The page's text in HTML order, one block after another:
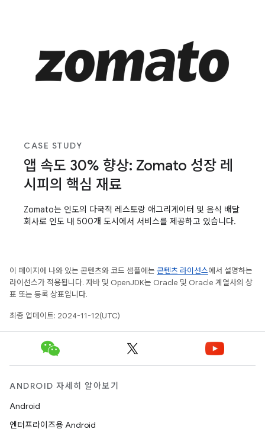
CASE STUDY
앱 속도 30% 향상: Zomato 성장 레
시피의 핵심 재료
Zomato는 인도의 다국적 레스토랑 애그리게이터 및 음식 배달
회사로 인도 내 500개 도시에서 서비스를 제공하고 있습니다.
이 페이지에 나와 있는 콘텐츠와 코드 샘플에는 콘텐츠 라이선스에서 설명하는
라이선스가 적용됩니다. 자바 및 OpenJDK는 Oracle 및 Oracle 계열사의 상
표 또는 등록 상표입니다.
최종 업데이트: 2024-11-12(UTC)
ANDROID 자세히 알아보기
Android
엔터프라이즈용 Android